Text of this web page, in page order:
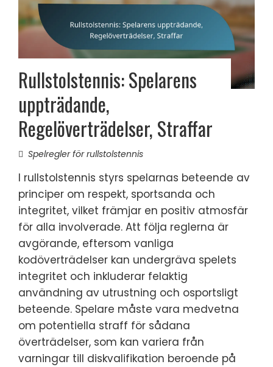
Rullstolstennis: Spelarens
uppträdande,
Regelöverträdelser, Straffar
Spelregler för rullstolstennis
I rullstolstennis styrs spelarnas beteende av
principer om respekt, sportsanda och
integritet, vilket främjar en positiv atmosfär
för alla involverade. Att följa reglerna är
avgörande, eftersom vanliga
kodöverträdelser kan undergräva spelets
integritet och inkluderar felaktig
användning av utrustning och osportsligt
beteende. Spelare måste vara medvetna
om potentiella straff för sådana
överträdelser, som kan variera från
varningar till diskvalifikation beroende på